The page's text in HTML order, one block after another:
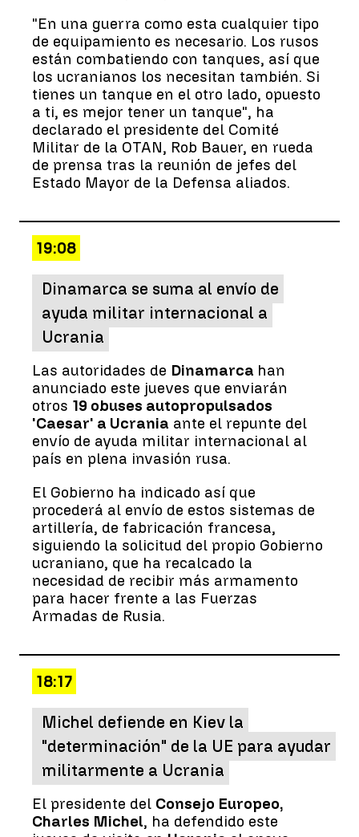
"En una guerra como esta cualquier tipo
de equipamiento es necesario. Los rusos
están combatiendo con tanques, así que
los ucranianos los necesitan también. Si
tienes un tanque en el otro lado, opuesto
a ti, es mejor tener un tanque", ha
declarado el presidente del Comité
Militar de la OTAN, Rob Bauer, en rueda
de prensa tras la reunión de jefes del
Estado Mayor de la Defensa aliados.
19:08
Dinamarca se suma al envío de
ayuda militar internacional a
Ucrania
Las autoridades de Dinamarca han
anunciado este jueves que enviarán
otros 19 obuses autopropulsados
'Caesar' a Ucrania ante el repunte del
envío de ayuda militar internacional al
país en plena invasión rusa.
El Gobierno ha indicado así que
procederá al envío de estos sistemas de
artillería, de fabricación francesa,
siguiendo la solicitud del propio Gobierno
ucraniano, que ha recalcado la
necesidad de recibir más armamento
para hacer frente a las Fuerzas
Armadas de Rusia.
18:17
Michel defiende en Kiev la
"determinación" de la UE para ayudar
militarmente a Ucrania
El presidente del Consejo Europeo,
Charles Michel, ha defendido este